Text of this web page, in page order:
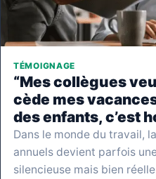
TÉMOIGNAGE
“Mes collègues
cède mes
des enfants, c’est
Dans le monde du travail,
annuels devient parfois
silencieuse mais bien